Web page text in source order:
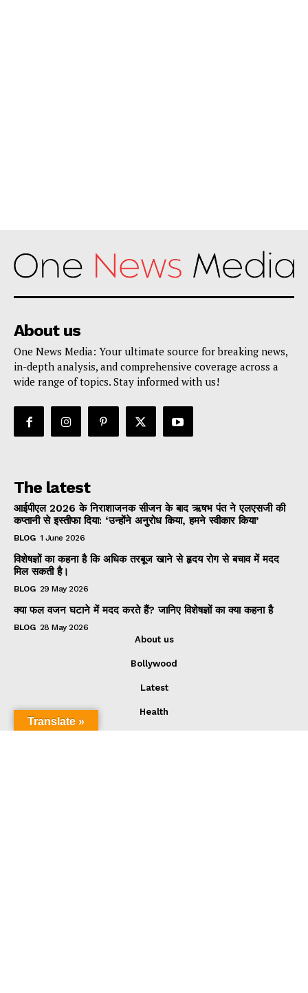
About us
One News Media: Your ultimate source for breaking news,
in-depth analysis, and comprehensive coverage across a
wide range of topics. Stay informed with us!
The latest
आईपीएल 2026 के निराशाजनक सीजन के बाद ऋषभ पंत ने एलएसजी की
कप्तानी से इस्तीफा दिया: ‘उन्होंने अनुरोध किया, हमने स्वीकार किया’
BLOG 1 June 2026
विशेषज्ञों का कहना है कि अधिक तरबूज खाने से हृदय रोग से बचाव में मदद
मिल सकती है।
BLOG 29 May 2026
क्या फल वजन घटाने में मदद करते हैं? जानिए विशेषज्ञों का क्या कहना है
BLOG 28 May 2026
About us
Bollywood
Latest
Health
Translate »